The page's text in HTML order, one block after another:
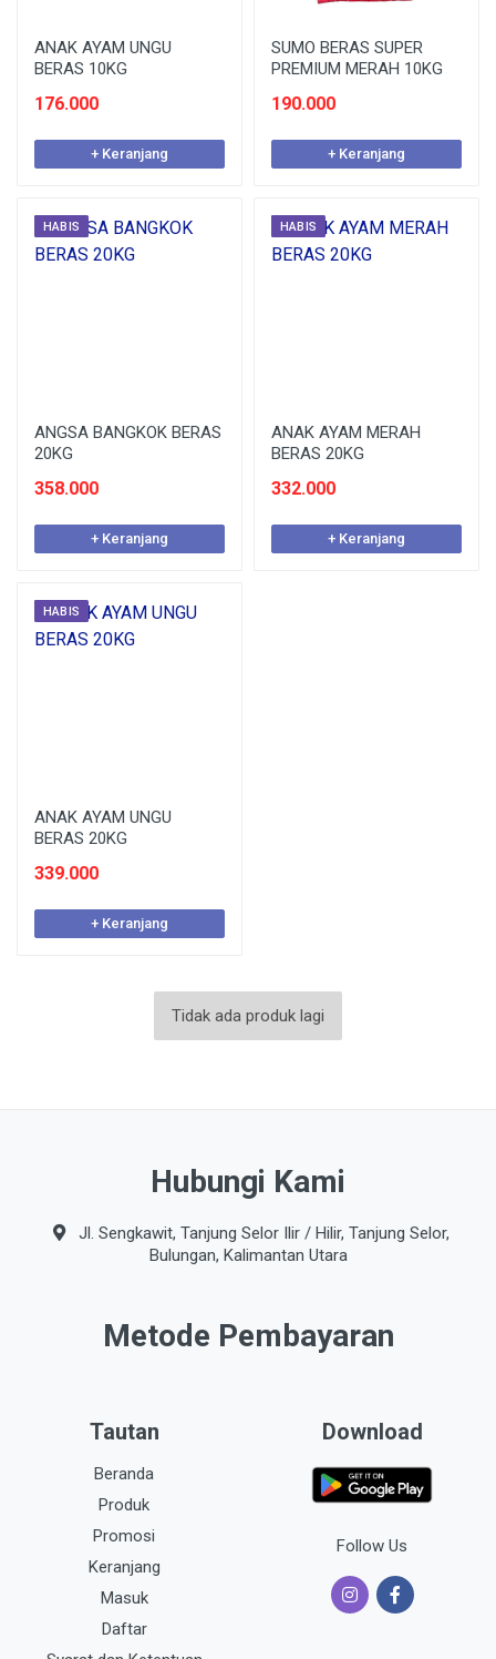
ANAK AYAM UNGU
BERAS 10KG
176.000
+ Keranjang
SUMO BERAS SUPER
PREMIUM MERAH 10KG
190.000
+ Keranjang
HABIS
ANGSA BANGKOK BERAS
20KG
358.000
+ Keranjang
HABIS
ANAK AYAM MERAH
BERAS 20KG
332.000
+ Keranjang
HABIS
ANAK AYAM UNGU
BERAS 20KG
339.000
+ Keranjang
Tidak ada produk lagi
Hubungi Kami
Jl. Sengkawit, Tanjung Selor Ilir / Hilir, Tanjung Selor,
Bulungan, Kalimantan Utara
Metode Pembayaran
Tautan
Beranda
Produk
Promosi
Keranjang
Masuk
Daftar
Download
Follow Us